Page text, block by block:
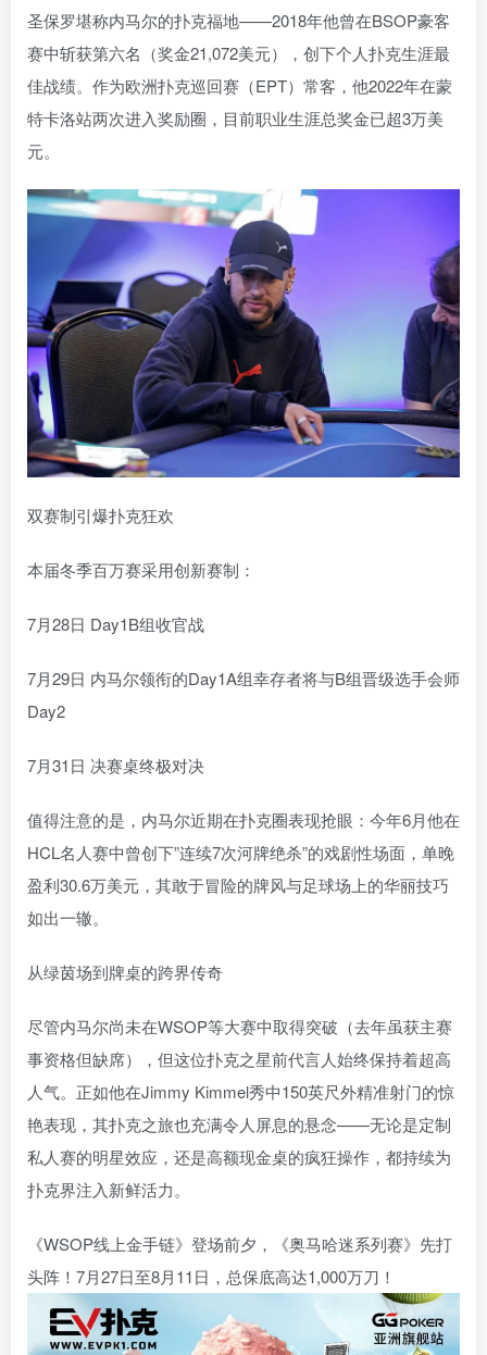
圣保罗堪称内马尔的扑克福地——2018年他曾在BSOP豪客
赛中斩获第六名（奖金21,072美元），创下个人扑克生涯最
佳战绩。作为欧洲扑克巡回赛（EPT）常客，他2022年在蒙
特卡洛站两次进入奖励圈，目前职业生涯总奖金已超3万美
元。
双赛制引爆扑克狂欢
本届冬季百万赛采用创新赛制：
7月28日 Day1B组收官战
7月29日 内马尔领衔的Day1A组幸存者将与B组晋级选手会师
Day2
7月31日 决赛桌终极对决
值得注意的是，内马尔近期在扑克圈表现抢眼：今年6月他在
HCL名人赛中曾创下”连续7次河牌绝杀”的戏剧性场面，单晚
盈利30.6万美元，其敢于冒险的牌风与足球场上的华丽技巧
如出一辙。
从绿茵场到牌桌的跨界传奇
尽管内马尔尚未在WSOP等大赛中取得突破（去年虽获主赛
事资格但缺席），但这位扑克之星前代言人始终保持着超高
人气。正如他在Jimmy Kimmel秀中150英尺外精准射门的惊
艳表现，其扑克之旅也充满令人屏息的悬念——无论是定制
私人赛的明星效应，还是高额现金桌的疯狂操作，都持续为
扑克界注入新鲜活力。
《WSOP线上金手链》登场前夕，《奥马哈迷系列赛》先打
头阵！7月27日至8月11日，总保底高达1,000万刀！